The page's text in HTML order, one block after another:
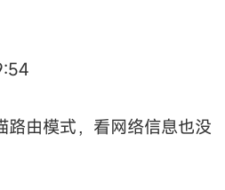
路由模式，看网络信息也没